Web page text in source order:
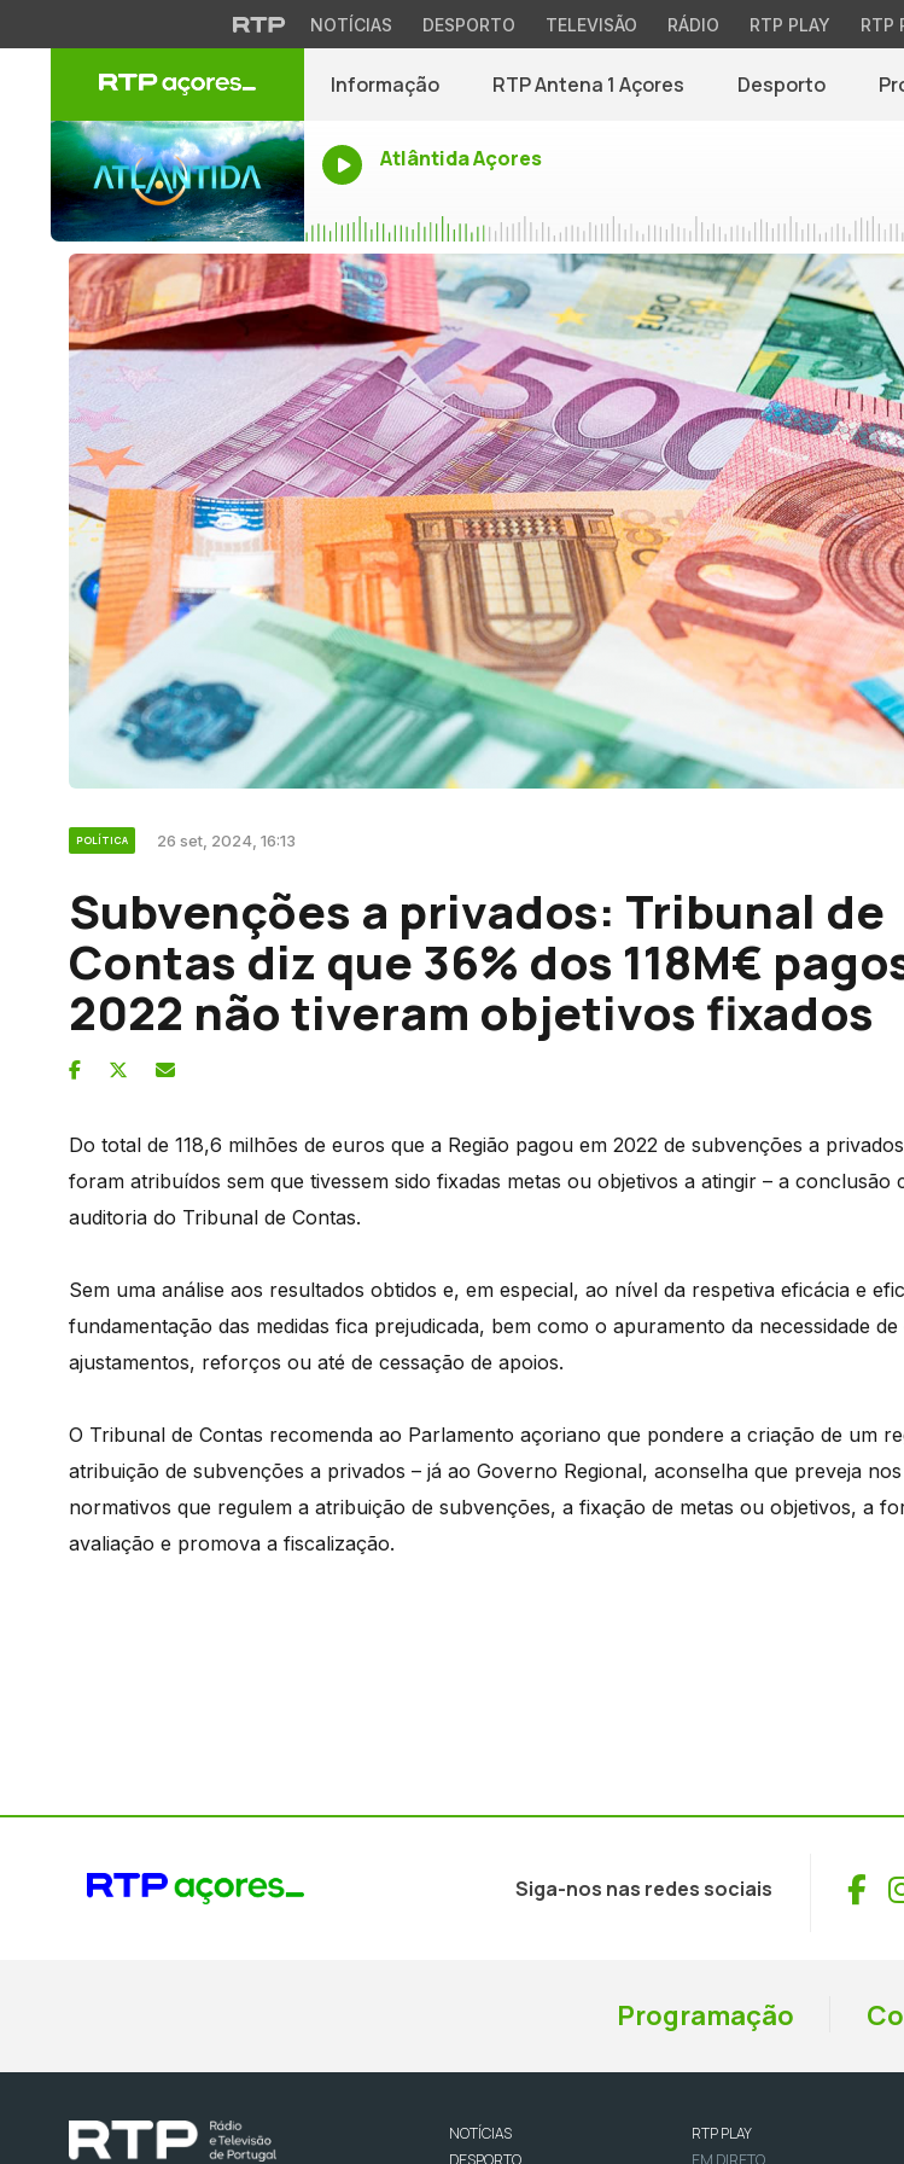
NOTÍCIAS DESPORTO TELEVISÃO RÁDIO RTP PLAY RTP
Informação RTP Antena 1 Açores Desporto
Atlântida Açores
POLÍTICA 26 set, 2024, 16:13
Subvenções a privados: Tribunal de
Contas diz que 36% dos 118M€
2022 não tiveram objetivos fixados
Do total de 118,6 milhões de euros que a Região pagou em 2022 de subvenções a
foram atribuídos sem que tivessem sido fixadas metas ou objetivos a atingir – a conclusão
auditoria do Tribunal de Contas.
Sem uma análise aos resultados obtidos e, em especial, ao nível da respetiva eficácia e
fundamentação das medidas fica prejudicada, bem como o apuramento da necessidade
ajustamentos, reforços ou até de cessação de apoios.
O Tribunal de Contas recomenda ao Parlamento açoriano que pondere a criação de um
atribuição de subvenções a privados – já ao Governo Regional, aconselha que preveja
normativos que regulem a atribuição de subvenções, a fixação de metas ou objetivos, a
avaliação e promova a fiscalização.
Siga-nos nas redes sociais
Programação
NOTÍCIAS
DESPORTO
RTP PLAY
EM DIRETO